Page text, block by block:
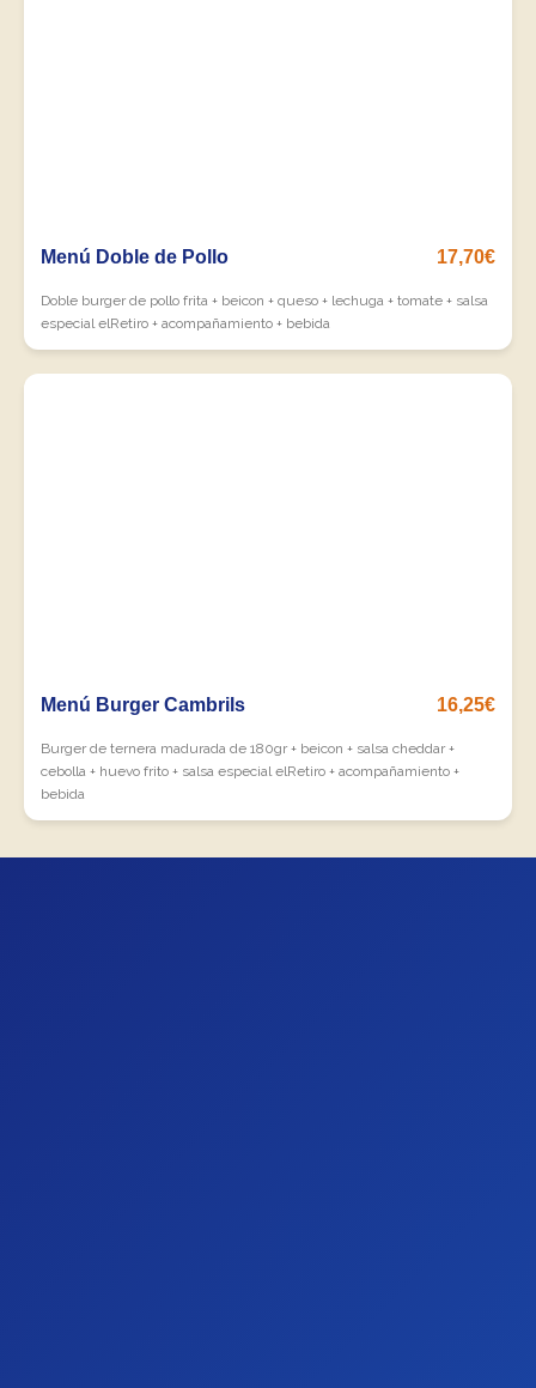
Menú Doble de Pollo 17,70€
Doble burger de pollo frita + beicon + queso + lechuga + tomate + salsa
especial elRetiro + acompañamiento + bebida
Menú Burger Cambrils 16,25€
Burger de ternera madurada de 180gr + beicon + salsa cheddar +
cebolla + huevo frito + salsa especial elRetiro + acompañamiento +
bebida